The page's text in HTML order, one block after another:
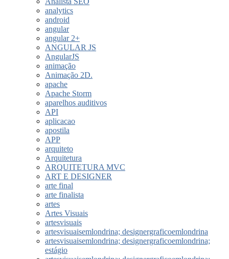
analytics
android
angular
angular 2+
ANGULAR JS
AngularJS
animação
Animação 2D.
apache
Apache Storm
aparelhos auditivos
API
aplicacao
apostila
APP
arquiteto
Arquitetura
ARQUITETURA MVC
ART E DESIGNER
arte final
arte finalista
artes
Artes Visuais
artesvisuais
artesvisuaisemlondrina; designergraficoemlondrina
artesvisuaisemlondrina; designergraficoemlondrina;
estágio